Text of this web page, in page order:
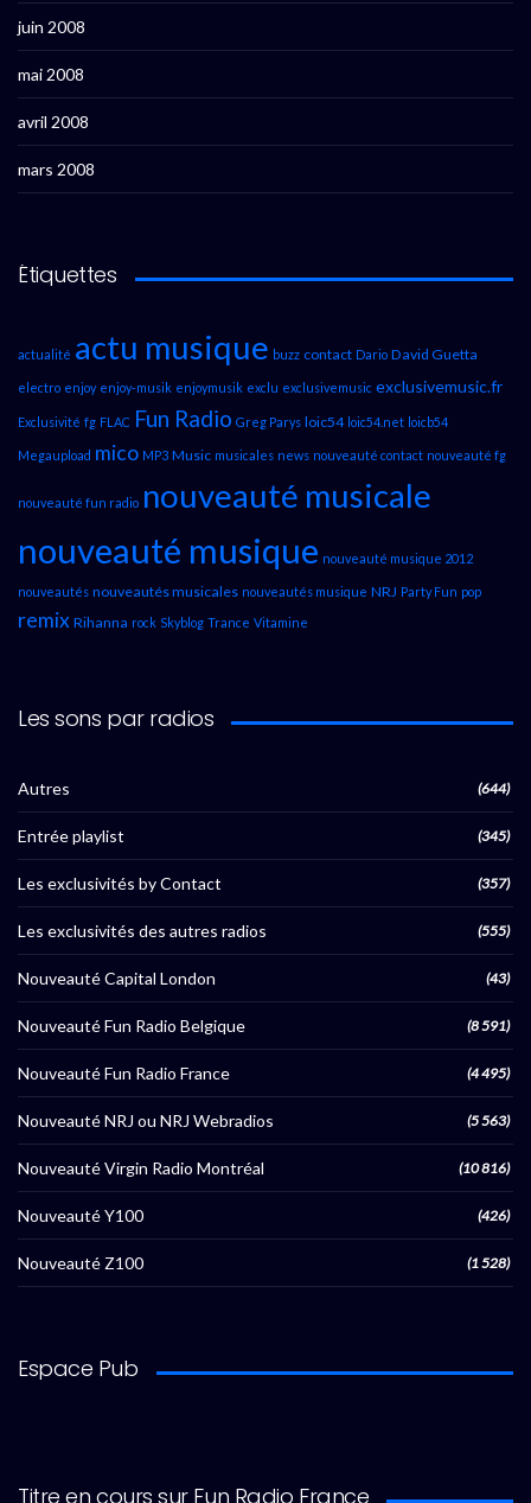
juin 2008
mai 2008
avril 2008
mars 2008
Étiquettes
actualité actu musique buzz contact Dario David Guetta
electro enjoy enjoy-musik enjoymusik exclu exclusivemusic exclusivemusic.fr
Exclusivité fg FLAC Fun Radio Greg Parys loic54 loic54.net loicb54
Megaupload mico MP3 Music musicales news nouveauté contact nouveauté fg
nouveauté fun radio nouveauté musicale
nouveauté musique nouveauté musique 2012
nouveautés nouveautés musicales nouveautés musique NRJ Party Fun pop
remix Rihanna rock Skyblog Trance Vitamine
Les sons par radios
Autres (644)
Entrée playlist (345)
Les exclusivités by Contact (357)
Les exclusivités des autres radios (555)
Nouveauté Capital London (43)
Nouveauté Fun Radio Belgique (8 591)
Nouveauté Fun Radio France (4 495)
Nouveauté NRJ ou NRJ Webradios (5 563)
Nouveauté Virgin Radio Montréal (10 816)
Nouveauté Y100 (426)
Nouveauté Z100 (1 528)
Espace Pub
Titre en cours sur Fun Radio France